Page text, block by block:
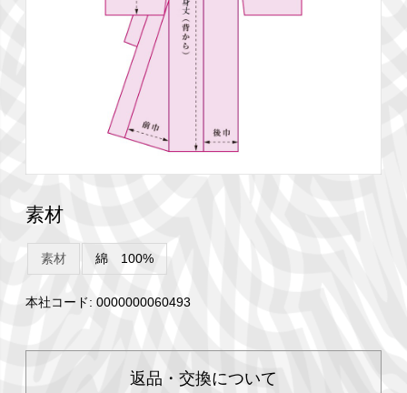
素材
素材 綿 100%
本社コード: 0000000060493
返品・交換について